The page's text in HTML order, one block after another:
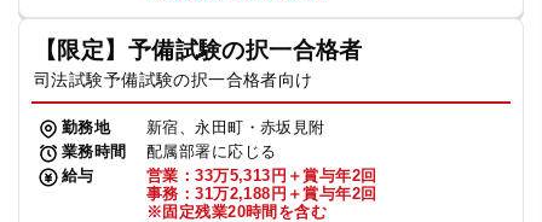
【限定】予備試験の択一合格者
司法試験予備試験の択一合格者向け
勤務地
新宿、永田町・赤坂見附
業務時間
配属部署に応じる
給与
営業：33万5,313円＋賞与年2回
事務：31万2,188円＋賞与年2回
※固定残業20時間を含む